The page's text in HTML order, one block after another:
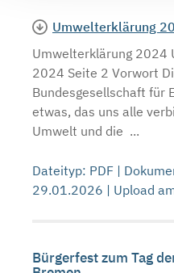
Umwelterklärung
Umwelterklärung 2024
2024 Seite 2 Vorwort
Bundesgesellschaft für
etwas, das uns alle
Umwelt und die ...
Dateityp: PDF |
29.01.2026 | Upload
Bürgerfest zum Tag